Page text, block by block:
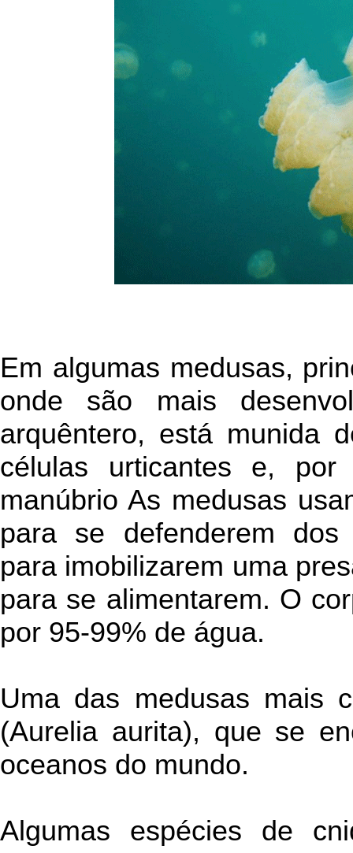
Em algumas medusas,
onde são mais
arquêntero, está munida
células urticantes e,
manúbrio As medusas
para se defenderem dos
para imobilizarem uma
para se alimentarem. O
por 95-99% de água.
Uma das medusas mais
(Aurelia aurita), que se
oceanos do mundo.
Algumas espécies de